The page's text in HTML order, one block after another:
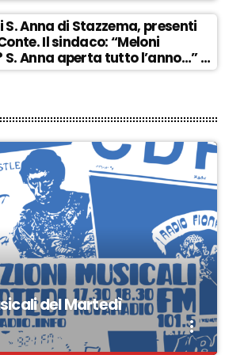
S. Anna di Stazzema, presenti
Il sindaco: “Meloni
S. Anna aperta tutto l’anno…” –
del Martedì
more_vert